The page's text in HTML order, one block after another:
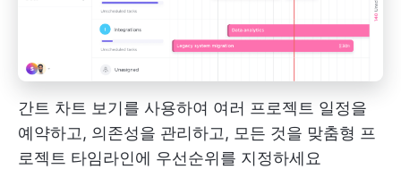
간트 차트 보기를 사용하여 여러 프로젝트 일정을
예약하고, 의존성을 관리하고, 모든 것을 맞춤형 프
로젝트 타임라인에 우선순위를 지정하세요